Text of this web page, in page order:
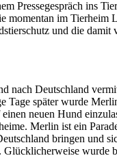
Pressegespräch ins
im
und die
nach Deutschland
später wurde
neuen Hund
Merlin ist ein
bringen und
wurde